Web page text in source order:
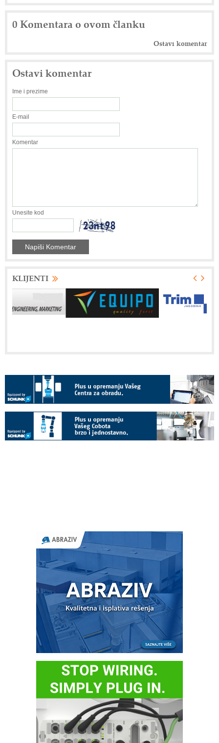
0 Komentara o ovom članku
Ostavi komentar
Ostavi komentar
Ime i prezime
E-mail
Komentar
Unesite kod
KLIJENTI